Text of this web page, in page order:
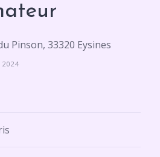
Pinson, 33320 Eysines
2024